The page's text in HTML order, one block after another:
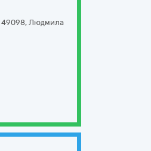
49098, Людмила